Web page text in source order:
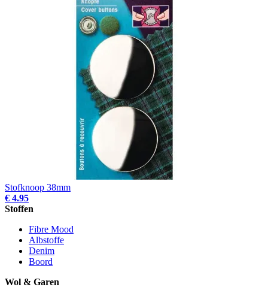
Stofknoop 38mm
€ 4.95
Stoffen
Fibre Mood
Albstoffe
Denim
Boord
Wol & Garen